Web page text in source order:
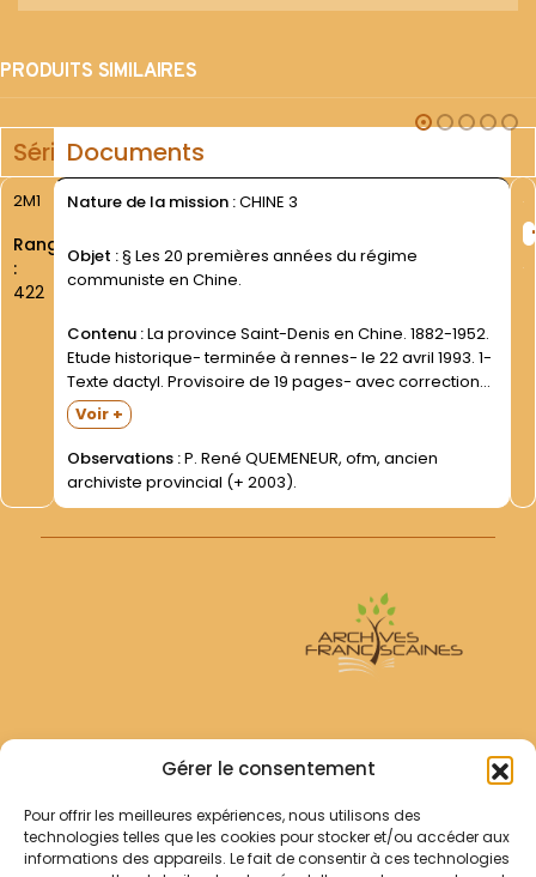
Gérer le consentement
Pour offrir les meilleures expériences, nous utilisons des
technologies telles que les cookies pour stocker et/ou accéder aux
informations des appareils. Le fait de consentir à ces technologies
PRODUITS SIMILAIRES
SérieDocuments
2M1
Rang
:
422
Nature de la mission :CHINE 3
Objet :§ Les 20 premières années du régime
communiste en Chine.
Contenu :La province Saint-Denis en Chine. 1882-1952.
Etude historique- terminée à rennes- le 22 avril 1993. 1-
Texte dactyl. Provisoire de 19 pages- avec corrections
manuscrites. 2- Texte imprimé définitif de 16 pages-
avec couverture verte. Documents trouvés dans les
papiers...
Voir +
Observations :P. René QUEMENEUR, ofm, ancien
archiviste provincial (+ 2003).
Archives Franciscaines
RECHERCHER
Comment chercher ?